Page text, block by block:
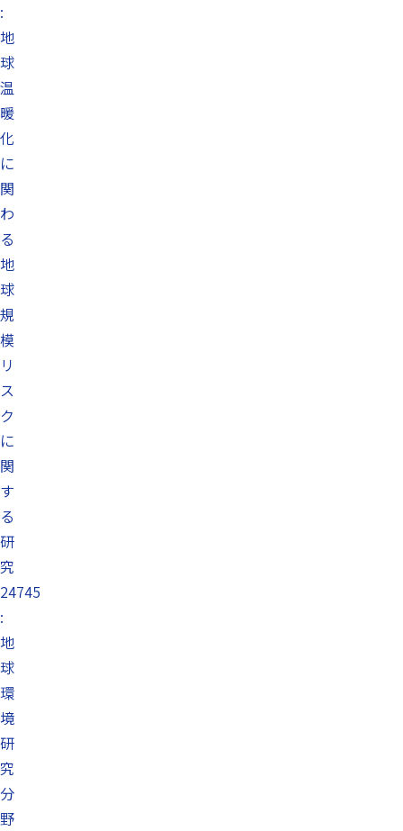
:
地
球
温
暖
化
に
関
わ
る
地
球
規
模
リ
ス
ク
に
関
す
る
研
究
24745
:
地
球
環
境
研
究
分
野